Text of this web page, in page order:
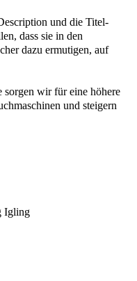
und die Titel-
dass sie in den
dazu ermutigen, auf
sorgen wir für eine höhere
und steigern